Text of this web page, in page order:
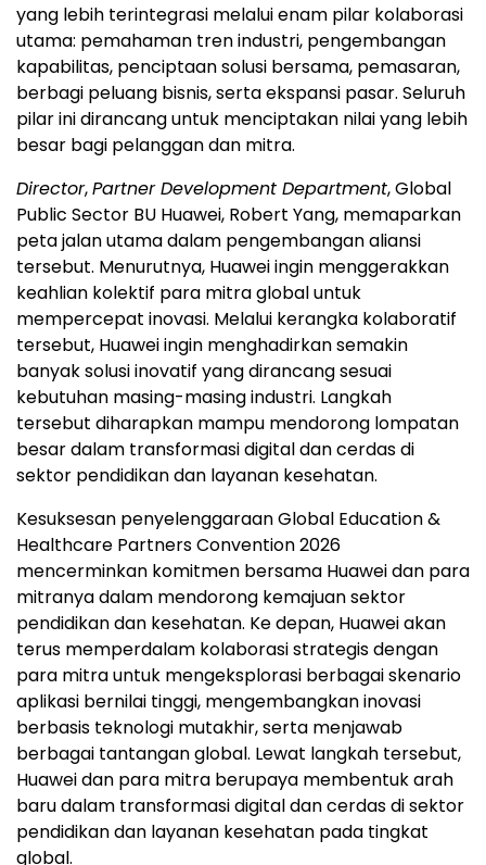
yang lebih terintegrasi melalui enam pilar kolaborasi
utama: pemahaman tren industri, pengembangan
kapabilitas, penciptaan solusi bersama, pemasaran,
berbagi peluang bisnis, serta ekspansi pasar. Seluruh
pilar ini dirancang untuk menciptakan nilai yang lebih
besar bagi pelanggan dan mitra.
Director,Partner Development Department, Global
Public Sector BU Huawei, Robert Yang, memaparkan
peta jalan utama dalam pengembangan aliansi
tersebut. Menurutnya, Huawei ingin menggerakkan
keahlian kolektif para mitra global untuk
mempercepat inovasi. Melalui kerangka kolaboratif
tersebut, Huawei ingin menghadirkan semakin
banyak solusi inovatif yang dirancang sesuai
kebutuhan masing-masing industri. Langkah
tersebut diharapkan mampu mendorong lompatan
besar dalam transformasi digital dan cerdas di
sektor pendidikan dan layanan kesehatan.
Kesuksesan penyelenggaraan Global Education &
Healthcare Partners Convention 2026
mencerminkan komitmen bersama Huawei dan para
mitranya dalam mendorong kemajuan sektor
pendidikan dan kesehatan. Ke depan, Huawei akan
terus memperdalam kolaborasi strategis dengan
para mitra untuk mengeksplorasi berbagai skenario
aplikasi bernilai tinggi, mengembangkan inovasi
berbasis teknologi mutakhir, serta menjawab
berbagai tantangan global. Lewat langkah tersebut,
Huawei dan para mitra berupaya membentuk arah
baru dalam transformasi digital dan cerdas di sektor
pendidikan dan layanan kesehatan pada tingkat
global.